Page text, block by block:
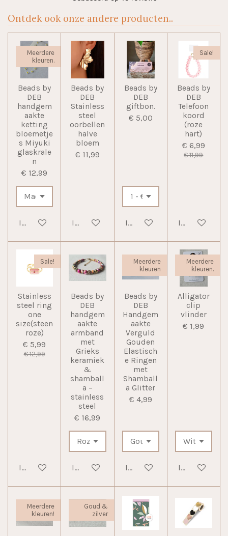
Ontdek ook onze andere producten..
Meerdere
kleuren.
Beads by
DEB
handgem
aakte
ketting
bloemetje
s Miyuki
glaskrale
n
€ 12,99
In winkelwagen
Beads by
DEB
Stainless
steel
oorbellen
halve
bloem
€ 11,99
In winkelwagen
Beads by
DEB
giftbon.
€ 5,00
In winkelwagen
Sale!
Beads by
DEB
Telefoon
koord
(roze
hart)
€ 6,99
€ 11,99
In
Sale!
Stainless
steel ring
one
size(steen
roze)
€ 5,99
€ 12,99
In winkelwagen
Beads by
DEB
handgem
aakte
armband
met
Grieks
keramiek
&
shamball
a –
stainless
steel
€ 16,99
In winkelwagen
Meerdere
kleuren
Beads by
DEB
Handgem
aakte
Verguld
Gouden
Elastisch
e Ringen
met
Shamball
a Glitter
€ 4,99
In winkelwagen
Meerdere
kleuren.
Alligator
clip
vlinder
€ 1,99
In
Meerdere
kleuren!
Goud &
zilver